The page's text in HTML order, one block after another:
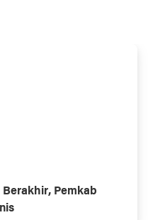
Pemkab